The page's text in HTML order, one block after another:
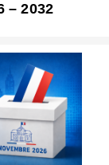
– 2032